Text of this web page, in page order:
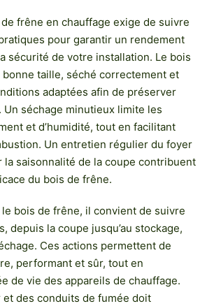
de frêne en chauffage exige de suivre
pour garantir un rendement
sécurité de votre installation. Le bois
taille, séché correctement et
adaptées afin de préserver
séchage minutieux limite les
et d’humidité, tout en facilitant
Un entretien régulier du foyer
la saisonnalité de la coupe contribuent
du bois de frêne.
bois de frêne, il convient de suivre
depuis la coupe jusqu’au stockage,
Ces actions permettent de
performant et sûr, tout en
de vie des appareils de chauffage.
et des conduits de fumée doit